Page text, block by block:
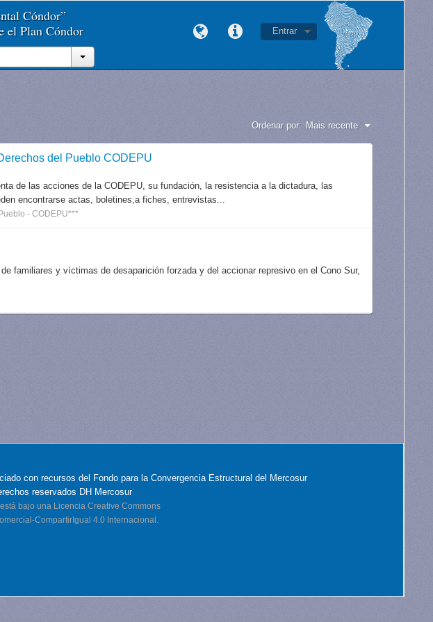
Cóndor”
el Plan Cóndor
Entrar
Ordenar por: Mais recente
del Pueblo CODEPU
de las acciones de la CODEPU, su fundación, la resistencia a la dictadura, las
encontrarse actas, boletines,a fiches, entrevistas...
- CODEPU***
familiares y víctimas de desaparición forzada y del accionar represivo en el Cono Sur,
con recursos del Fondo para la Convergencia Estructural del Mercosur
reservados DH Mercosur
bajo una Licencia Creative Commons
CompartirIgual 4.0 Internacional.